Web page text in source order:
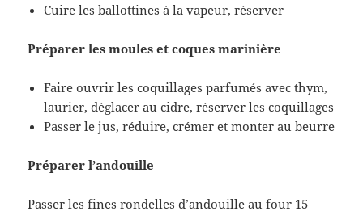
Cuire les ballottines à la vapeur, réserver
Préparer les moules et coques marinière
Faire ouvrir les coquillages parfumés avec thym,
laurier, déglacer au cidre, réserver les coquillages
Passer le jus, réduire, crémer et monter au beurre
Préparer l’andouille
Passer les fines rondelles d’andouille au four 15